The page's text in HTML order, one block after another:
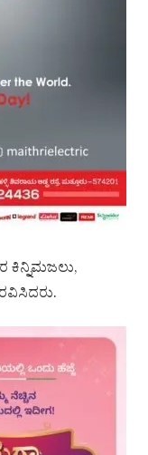
ಕಿನ್ನಿಮಜಲು,